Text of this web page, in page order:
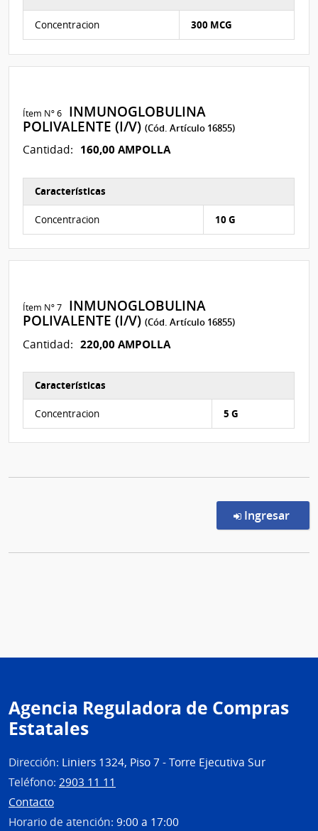
Concentracion 300 MCG
Ítem Nº 6
INMUNOGLOBULINA
POLIVALENTE (I/V)(Cód. Artículo 16855)
Cantidad: 160,00 AMPOLLA
Características
Concentracion 10 G
Ítem Nº 7
INMUNOGLOBULINA
POLIVALENTE (I/V)(Cód. Artículo 16855)
Cantidad: 220,00 AMPOLLA
Características
Concentracion 5 G
Ingresar
Agencia Reguladora de Compras
Estatales
Dirección: Liniers 1324, Piso 7 - Torre Ejecutiva Sur
Teléfono: 2903 11 11
Contacto
Horario de atención: 9:00 a 17:00